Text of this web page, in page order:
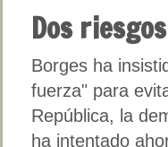
Dos
Borges ha
fuerza" para
República, la
ha intentado